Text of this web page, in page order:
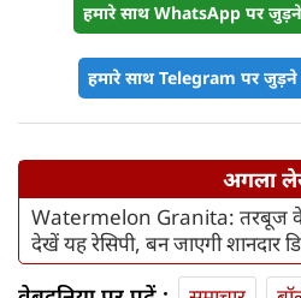
हमारे साथ WhatsApp पर
हमारे साथ Telegram पर
अगला
Watermelon Granita: तरबूज
देखें यह रेसिपी, बन जाएगी शानदार